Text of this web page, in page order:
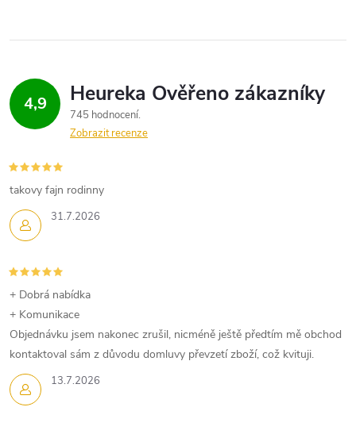
l
d
a
c
í
p
v
k
y
v
ý
4,9
745 hodnocení
Zobrazit recenze
31.7.2026
takovy fajn rodinny
13.7.2026
+ Dobrá nabídka
+ Komunikace
Objednávku jsem nakonec zrušil, nicméně ještě předtím mě obchod
kontaktoval sám z důvodu domluvy převzetí zboží, což kvituji.